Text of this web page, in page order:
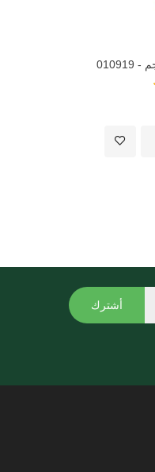
أشترك